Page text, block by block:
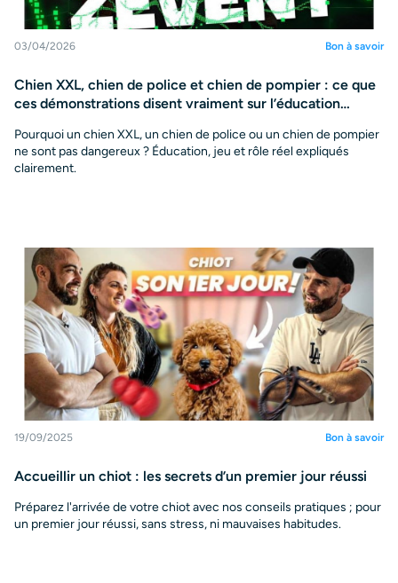
03/04/2026 Bon à savoir
Chien XXL, chien de police et chien de pompier : ce que
ces démonstrations disent vraiment sur l’éducation
Pourquoi un chien XXL, un chien de police ou un chien de pompier
ne sont pas dangereux ? Éducation, jeu et rôle réel expliqués
clairement.
19/09/2025 Bon à savoir
Accueillir un chiot : les secrets d’un premier jour réussi
Préparez l'arrivée de votre chiot avec nos conseils pratiques ; pour
un premier jour réussi, sans stress, ni mauvaises habitudes.